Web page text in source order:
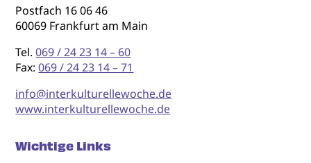
Postfach 16 06 46
60069 Frankfurt am Main
Tel.069 / 24 23 14 – 60
Fax:069 / 24 23 14 – 71
info@interkulturellewoche.de
www.interkulturellewoche.de
Wichtige Links